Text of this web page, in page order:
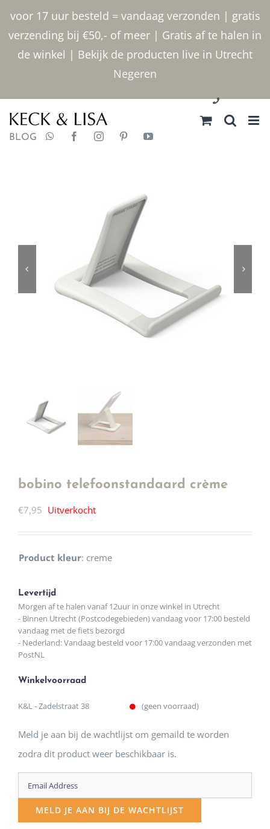
voor 17 uur besteld = vandaag verzonden | gratis
verzending bij €50,- of meer | Gratis af te halen in
de winkel | Bekijk de producten live in Utrecht
Negeren
inhoud
030 2400000
BLOG
bobino telefoonstandaard crème
€7,95 Uitverkocht
Product kleur: creme
Levertijd
Morgen af te halen vanaf 12uur in onze winkel in Utrecht
- Binnen Utrecht (Postcodegebieden) vandaag voor 17:00 besteld
vandaag met de fiets bezorgd
- Nederland: Vandaag besteld voor 17:00 vandaag verzonden met
PostNL
Winkelvoorraad
K&L - Zadelstraat 38 (geen voorraad)
Meld je aan bij de wachtlijst om gemaild te worden
zodra dit product weer beschikbaar is.
Enter
your
email
MELD JE AAN BIJ DE WACHTLIJST